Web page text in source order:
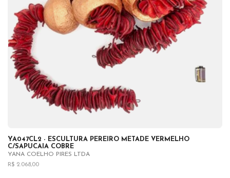
YA047CL2 - ESCULTURA PEREIRO METADE VERMELHO
C/SAPUCAIA COBRE
YANA COELHO PIRES LTDA
R$ 2.068,00